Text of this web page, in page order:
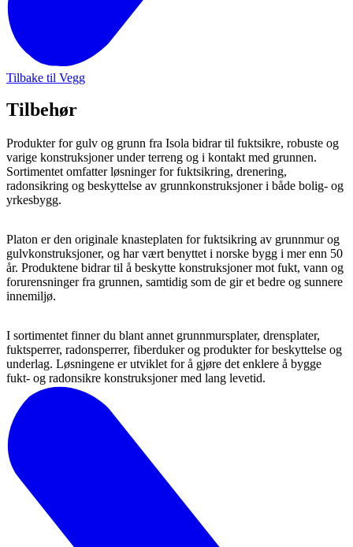
Tilbake til Vegg
Tilbehør
Produkter for gulv og grunn fra Isola bidrar til fuktsikre, robuste og
varige konstruksjoner under terreng og i kontakt med grunnen.
Sortimentet omfatter løsninger for fuktsikring, drenering,
radonsikring og beskyttelse av grunnkonstruksjoner i både bolig- og
yrkesbygg.
Platon er den originale knasteplaten for fuktsikring av grunnmur og
gulvkonstruksjoner, og har vært benyttet i norske bygg i mer enn 50
år. Produktene bidrar til å beskytte konstruksjoner mot fukt, vann og
forurensninger fra grunnen, samtidig som de gir et bedre og sunnere
innemiljø.
I sortimentet finner du blant annet grunnmursplater, drensplater,
fuktsperrer, radonsperrer, fiberduker og produkter for beskyttelse og
underlag. Løsningene er utviklet for å gjøre det enklere å bygge
fukt- og radonsikre konstruksjoner med lang levetid.